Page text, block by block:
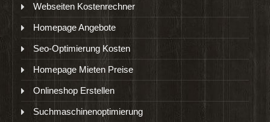
Webseiten Kostenrechner
Homepage Angebote
Seo-Optimierung Kosten
Homepage Mieten Preise
Onlineshop Erstellen
Suchmaschinenoptimierung